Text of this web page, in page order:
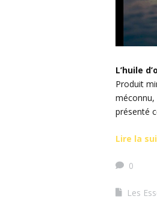
L’huile
Produit
méconnu,
présenté
Lire la
0
Les